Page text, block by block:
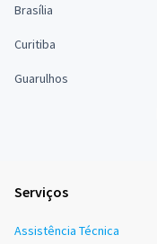
Brasília
Curitiba
Guarulhos
Serviços
Assistência Técnica